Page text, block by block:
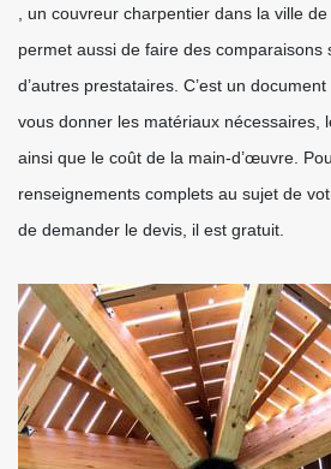
, un couvreur charpentier dans la ville
permet aussi de faire des comparaisons
d’autres prestataires. C’est un
vous donner les matériaux nécessaires,
ainsi que le coût de la main-d’œuvre.
renseignements complets au sujet de
de demander le devis, il est gratuit.